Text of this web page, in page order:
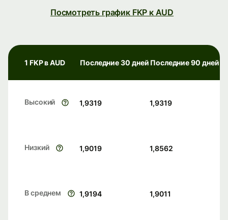
Посмотреть график FKP к AUD
1 FKP в AUD Последние 30 дней Последние 90 дней
Высокий 1,9319 1,9319
Низкий 1,9019 1,8562
В среднем 1,9194 1,9011